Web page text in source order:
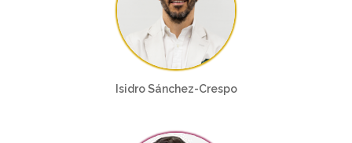
Isidro Sánchez-Crespo